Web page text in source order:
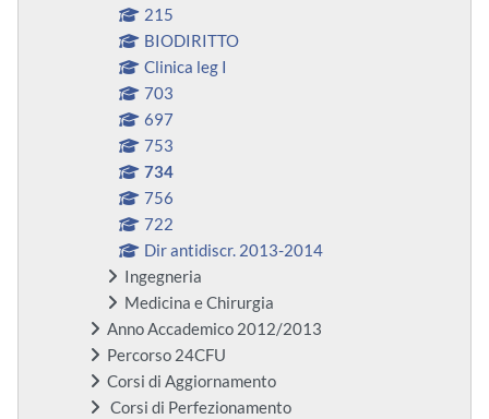
215
BIODIRITTO
Clinica leg I
703
697
753
734
756
722
Dir antidiscr. 2013-2014
Ingegneria
Medicina e Chirurgia
Anno Accademico 2012/2013
Percorso 24CFU
Corsi di Aggiornamento
Corsi di Perfezionamento